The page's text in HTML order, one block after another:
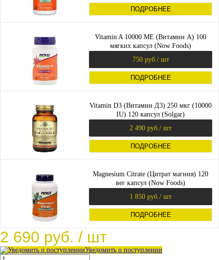
ПОДРОБНЕЕ
Vitamin A 10000 МЕ (Витамин А) 100
мягких капсул (Now Foods)
750 руб. / шт
ПОДРОБНЕЕ
Vitamin D3 (Витамин Д3) 250 мкг (10000
IU) 120 капсул (Solgar)
2 490 руб. / шт
ПОДРОБНЕЕ
Magnesium Citrate (Цитрат магния) 120
вег капсул (Now Foods)
1 850 руб. / шт
ПОДРОБНЕЕ
2 690 руб. / шт
Уведомить о поступлении